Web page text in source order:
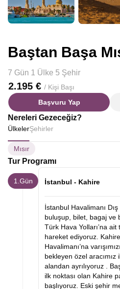
Baştan Başa
7 Gün 1 Ülke 5 Şehir
2.195 € / Kişi Başı
Başvuru Yap
Nereleri Gezeceğiz?
ÜlkelerŞehirler
Mısır
Tur Programı
1.Gün İstanbul - Kahire
İstanbul Havalimanı
buluşup, bilet, bagaj ve
Türk Hava Yolları’na
hareket ediyoruz.
Havalimanı’na
bekleyen özel
alandan ayrılıyoruz .
ilk noktası olan Kahire
başlıyoruz. Eski şehir